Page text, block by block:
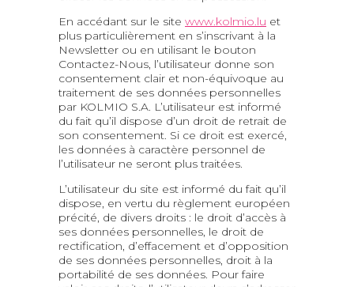
En accédant sur le site www.kolmio.lu et
plus particulièrement en s’inscrivant à la
Newsletter ou en utilisant le bouton
Contactez-Nous, l’utilisateur donne son
consentement clair et non-équivoque au
traitement de ses données personnelles
par KOLMIO S.A. L’utilisateur est informé
du fait qu’il dispose d’un droit de retrait de
son consentement. Si ce droit est exercé,
les données à caractère personnel de
l’utilisateur ne seront plus traitées.
L’utilisateur du site est informé du fait qu’il
dispose, en vertu du règlement européen
précité, de divers droits : le droit d’accès à
ses données personnelles, le droit de
rectification, d’effacement et d’opposition
de ses données personnelles, droit à la
portabilité de ses données. Pour faire